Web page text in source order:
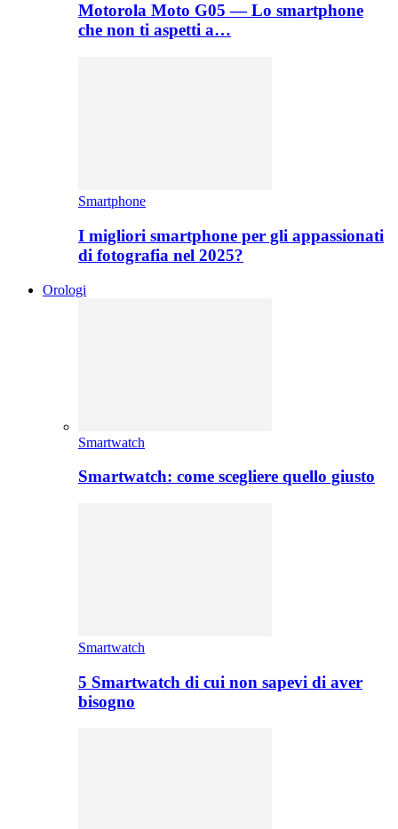
Motorola Moto G05 — Lo smartphone
che non ti aspetti a…
Smartphone
I migliori smartphone per gli appassionati
di fotografia nel 2025?
Orologi
Smartwatch
Smartwatch: come scegliere quello giusto
Smartwatch
5 Smartwatch di cui non sapevi di aver
bisogno